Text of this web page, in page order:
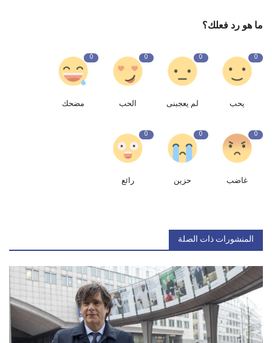
ما هو رد فعلك؟
0
يحب
0
لم يعجبنى
0
الحب
0
مضحك
0
غاضب
0
حزين
0
رائع
المنشورات ذات الصلة